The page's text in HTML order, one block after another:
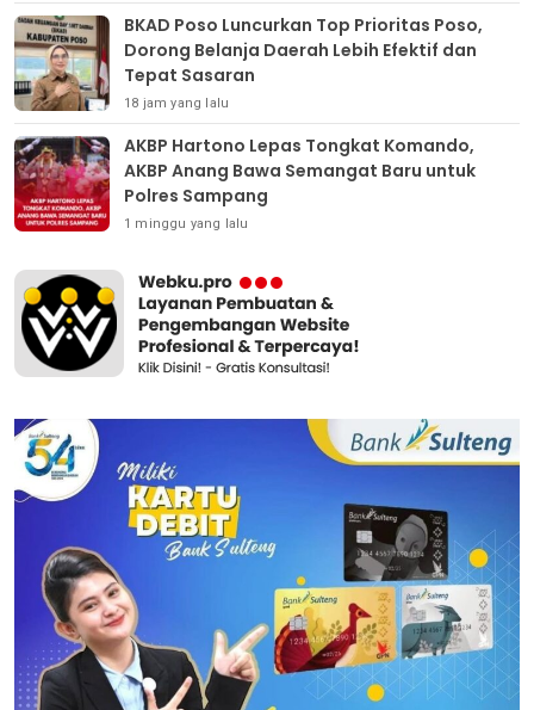
BKAD Poso Luncurkan Top Prioritas Poso,
Dorong Belanja Daerah Lebih Efektif dan
Tepat Sasaran
18 jam yang lalu
AKBP Hartono Lepas Tongkat Komando,
AKBP Anang Bawa Semangat Baru untuk
Polres Sampang
1 minggu yang lalu